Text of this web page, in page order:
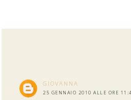
GIOVANNA
25 GENNAIO 2010 ALLE ORE